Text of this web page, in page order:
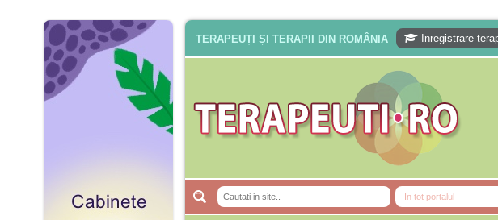
TERAPEUȚI ȘI TERAPII DIN ROMÂNIA Inregistrare